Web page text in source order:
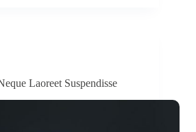
Laoreet Suspendisse